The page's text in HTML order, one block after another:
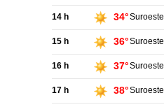
14 h 34°Suroeste
15 h 36°Suroeste
16 h 37°Suroeste
17 h 38°Suroeste